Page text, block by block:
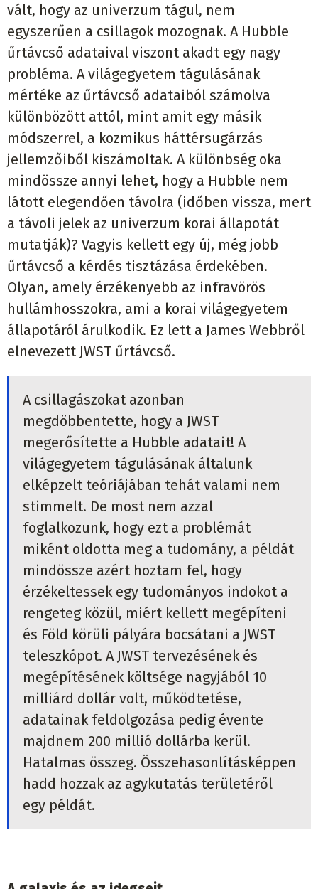
vált, hogy az univerzum tágul, nem
egyszerűen a csillagok mozognak. A Hubble
űrtávcső adataival viszont akadt egy nagy
probléma. A világegyetem tágulásának
mértéke az űrtávcső adataiból számolva
különbözött attól, mint amit egy másik
módszerrel, a kozmikus háttérsugárzás
jellemzőiből kiszámoltak. A különbség oka
mindössze annyi lehet, hogy a Hubble nem
látott elegendően távolra (időben vissza, mert
a távoli jelek az univerzum korai állapotát
mutatják)? Vagyis kellett egy új, még jobb
űrtávcső a kérdés tisztázása érdekében.
Olyan, amely érzékenyebb az infravörös
hullámhosszokra, ami a korai világegyetem
állapotáról árulkodik. Ez lett a James Webbről
elnevezett JWST űrtávcső.
A csillagászokat azonban
megdöbbentette, hogy a JWST
megerősítette a Hubble adatait! A
világegyetem tágulásának általunk
elképzelt teóriájában tehát valami nem
stimmelt. De most nem azzal
foglalkozunk, hogy ezt a problémát
miként oldotta meg a tudomány, a példát
mindössze azért hoztam fel, hogy
érzékeltessek egy tudományos indokot a
rengeteg közül, miért kellett megépíteni
és Föld körüli pályára bocsátani a JWST
teleszkópot. A JWST tervezésének és
megépítésének költsége nagyjából 10
milliárd dollár volt, működtetése,
adatainak feldolgozása pedig évente
majdnem 200 millió dollárba kerül.
Hatalmas összeg. Összehasonlításképpen
hadd hozzak az agykutatás területéről
egy példát.